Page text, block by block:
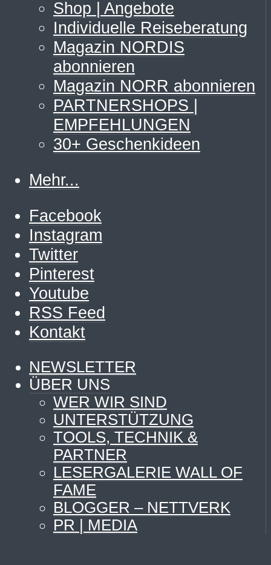
Shop | Angebote
Individuelle Reiseberatung
Magazin NORDIS
abonnieren
Magazin NORR abonnieren
PARTNERSHOPS |
EMPFEHLUNGEN
30+ Geschenkideen
Mehr...
Facebook
Instagram
Twitter
Pinterest
Youtube
RSS Feed
Kontakt
NEWSLETTER
ÜBER UNS
WER WIR SIND
UNTERSTÜTZUNG
TOOLS, TECHNIK &
PARTNER
LESERGALERIE WALL OF
FAME
BLOGGER – NETTVERK
PR | MEDIA